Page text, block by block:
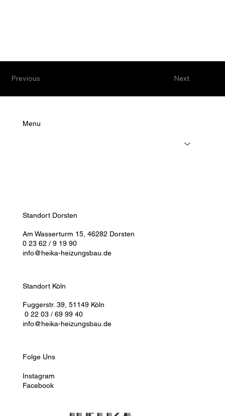
Next
Previous
Menu
Standort Dorsten
Am Wasserturm 15, 46282 Dorsten
0 23 62 / 9 19 90
info@heika-heizungsbau.de
Standort Köln
Fuggerstr. 39, 51149 Köln
0 22 03 / 69 99 40
info@heika-heizungsbau.de
Folge Uns
Instagram
Facebook